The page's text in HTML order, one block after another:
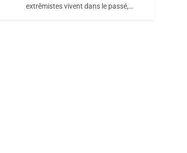
Maroc : Les Amandes
extrêmistes vivent dans le passé,…